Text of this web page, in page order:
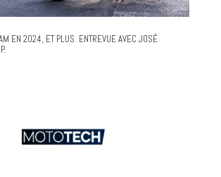
EN 2024, ET PLUS. ENTREVUE AVEC JOSÉ